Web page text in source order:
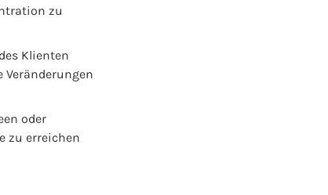
zu
Klienten
oder
zu erreichen